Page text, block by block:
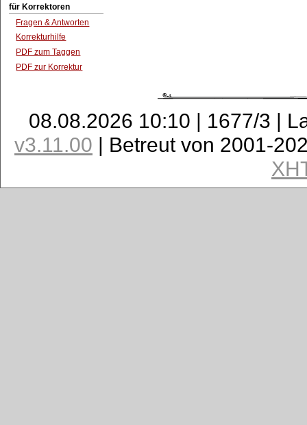
für Korrektoren
Fragen & Antworten
Korrekturhilfe
PDF zum Taggen
PDF zur Korrektur
08.08.2026 10:10 | 1677/3 |
v3.11.00 | Betreut von 2001-